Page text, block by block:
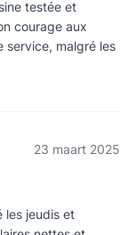
testée et
courage aux
service, malgré les
23 maart 2025
les jeudis et